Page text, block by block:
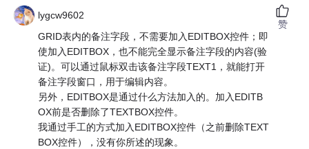
lygcw9602
GRID表内的备注字段，不需要加入EDITBOX控件；即
使加入EDITBOX，也不能完全显示备注字段的内容(验
证)。可以通过鼠标双击该备注字段TEXT1，就能打开
备注字段窗口，用于编辑内容。
另外，EDITBOX是通过什么方法加入的。加入EDITB
OX前是否删除了TEXTBOX控件。
我通过手工的方式加入EDITBOX控件（之前删除TEXT
BOX控件），没有你所述的现象。
赞